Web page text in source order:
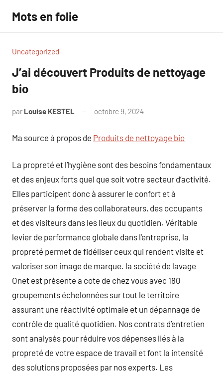
contenu
Mots en folie
Uncategorized
J’ai découvert Produits de nettoyage
bio
par Louise KESTEL octobre 9, 2024
Ma source à propos de Produits de nettoyage bio
La propreté et l’hygiène sont des besoins fondamentaux
et des enjeux forts quel que soit votre secteur d’activité.
Elles participent donc à assurer le confort et à
préserver la forme des collaborateurs, des occupants
et des visiteurs dans les lieux du quotidien. Véritable
levier de performance globale dans l’entreprise, la
propreté permet de fidéliser ceux qui rendent visite et
valoriser son image de marque. la société de lavage
Onet est présente a cote de chez vous avec 180
groupements échelonnées sur tout le territoire
assurant une réactivité optimale et un dépannage de
contrôle de qualité quotidien. Nos contrats d’entretien
sont analysés pour réduire vos dépenses liés à la
propreté de votre espace de travail et font la intensité
des solutions proposées par nos experts. Les